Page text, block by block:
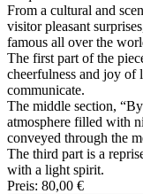
From a cultural and
visitor pleasant
famous all over the
The first part of the
cheerfulness and joy of
communicate.
The middle section,
atmosphere filled with
conveyed through the
The third part is a
with a light spirit.
Preis: 80,00 €